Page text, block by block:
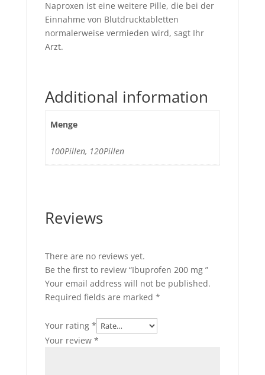
Naproxen ist eine weitere Pille, die bei der
Einnahme von Blutdrucktabletten
normalerweise vermieden wird, sagt Ihr
Arzt.
Additional information
Menge
100Pillen, 120Pillen
Reviews
There are no reviews yet.
Be the first to review “Ibuprofen 200 mg ”
Your email address will not be published.
Required fields are marked *
Your rating *
Your review *